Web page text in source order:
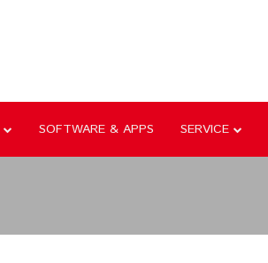
SOFTWARE & APPS SERVICE